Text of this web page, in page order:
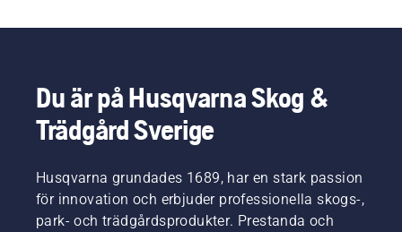
Du är på Husqvarna Skog &
Trädgård Sverige
Husqvarna grundades 1689, har en stark passion
för innovation och erbjuder professionella skogs-,
park- och trädgårdsprodukter. Prestanda och